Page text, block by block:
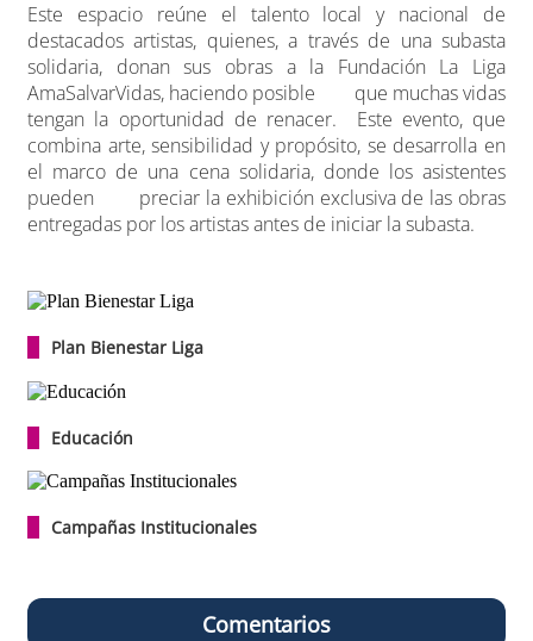
Este espacio reúne el talento local y nacional de
destacados artistas, quienes, a través de una subasta
solidaria, donan sus obras a la Fundación La Liga
AmaSalvarVidas, haciendo posible que muchas vidas
tengan la oportunidad de renacer. Este evento, que
combina arte, sensibilidad y propósito, se desarrolla en
el marco de una cena solidaria, donde los asistentes
pueden preciar la exhibición exclusiva de las obras
entregadas por los artistas antes de iniciar la subasta.
Plan Bienestar Liga
Educación
Campañas Institucionales
Comentarios